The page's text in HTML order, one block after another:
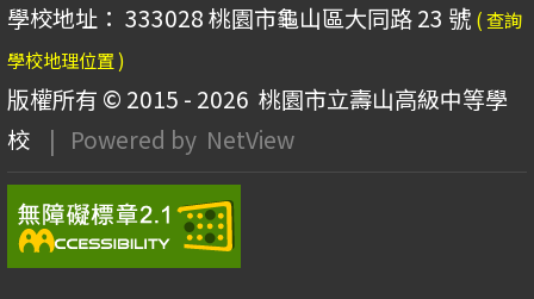
學校地址： 333028 桃園市龜山區大同路 23 號 ( 查詢
學校地理位置 )
版權所有 © 2015 - 2026 桃園市立壽山高級中等學
校
| Powered by NetView